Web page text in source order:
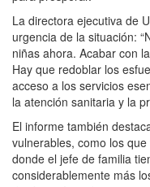
La directora ejecutiva de
urgencia de la situación:
niñas ahora. Acabar con
Hay que redoblar los
acceso a los servicios
la atención sanitaria y la
El informe también
vulnerables, como los
donde el jefe de familia
considerablemente más